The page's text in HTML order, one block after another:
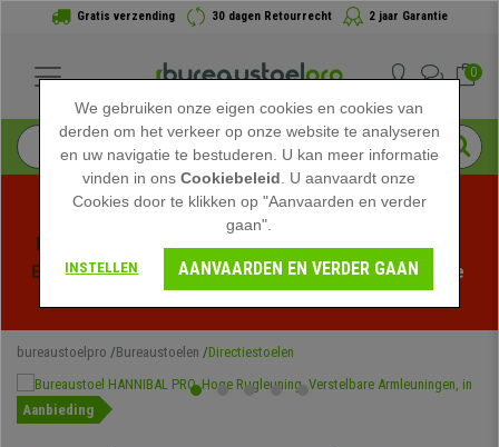
Gratis verzending 30 dagen Retourrecht 2 jaar Garantie
0
Profiteer van de Zomeruitverkoop bij bureaustoelpro!
Exclusieve kortingen voor een beperkte tijd - Bekijk de
bureaustoelpro Bureaustoelen Directiestoelen
Aanbieding
We gebruiken onze eigen cookies en cookies van
derden om het verkeer op onze website te analyseren
en uw navigatie te bestuderen. U kan meer informatie
vinden in onsCookiebeleid . U aanvaardt onze
Cookies door te klikken op "Aanvaarden en verder
gaan".
INSTELLEN AANVAARDEN EN VERDER GAAN